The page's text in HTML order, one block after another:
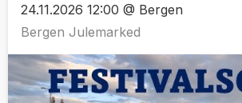
24.11.2026 12:00 @ Bergen
Bergen Julemarked